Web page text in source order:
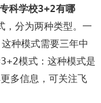
专科学校3+2有哪
，分为两种类型。一
种模式需要三年中
模式：这种模式是
多信息，可关注飞